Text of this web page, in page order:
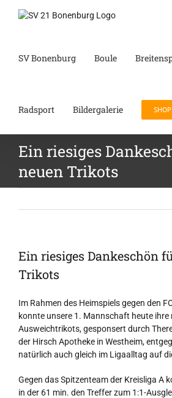
Inhalt
SV Bonenburg Boule
Radsport Bildergalerie SHOP
Ein riesiges
neuen Trikots
Ein riesiges Dankeschön
Trikots
Im Rahmen des Heimspiels gegen den
konnte unsere 1. Mannschaft heute ihre
Ausweichtrikots, gesponsert durch
der Hirsch Apotheke in Westheim,
natürlich auch gleich im Ligaalltag auf
Gegen das Spitzenteam der Kreisliga A
in der 61 min. den Treffer zum 1:1-